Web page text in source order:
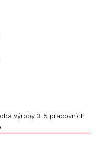
výroby 3–5 pracovních